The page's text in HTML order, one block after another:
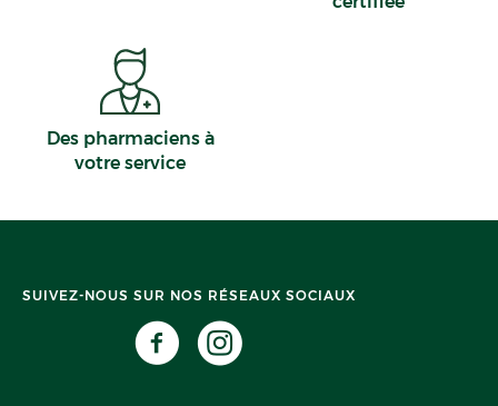
Des pharmaciens à
votre service
SUIVEZ-NOUS SUR NOS RÉSEAUX SOCIAUX